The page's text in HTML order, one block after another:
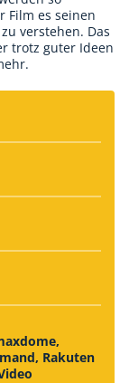
Film es seinen
verstehen. Das
trotz guter Ideen
Rakuten